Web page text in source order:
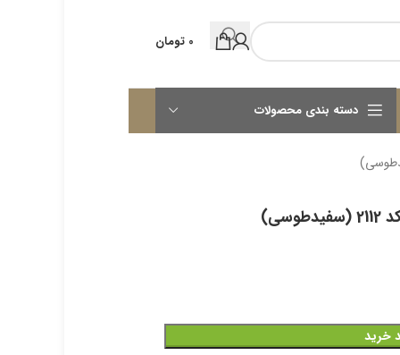
0 تومان
دسته بندی محصولات
خرید